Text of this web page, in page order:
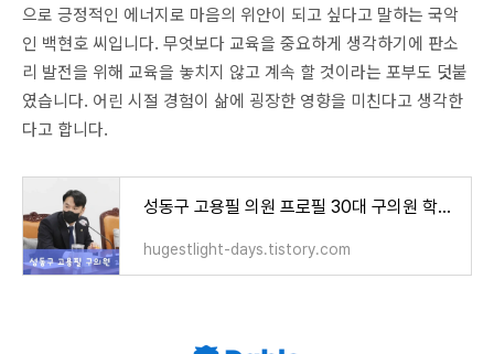
으로 긍정적인 에너지로 마음의 위안이 되고 싶다고 말하는 국악
인 백현호 씨입니다. 무엇보다 교육을 중요하게 생각하기에 판소
리 발전을 위해 교육을 놓치지 않고 계속 할 것이라는 포부도 덧붙
였습니다. 어린 시절 경험이 삶에 굉장한 영향을 미친다고 생각한
다고 합니다.
성동구 고용필 의원 프로필 30대 구의원 학력 민주당 탈당
hugestlight-days.tistory.com